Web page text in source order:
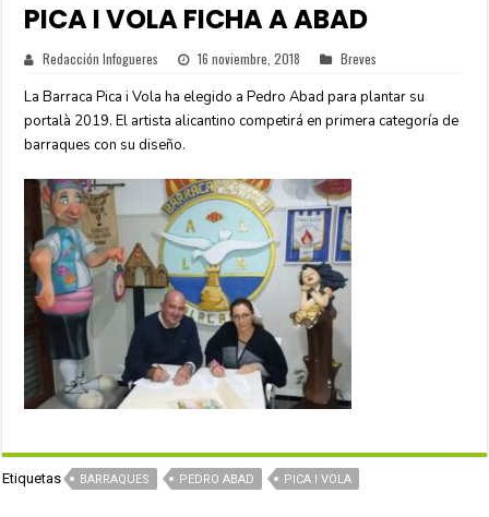
PICA I VOLA FICHA A ABAD
Redacción Infogueres 16 noviembre, 2018 Breves
La Barraca Pica i Vola ha elegido a Pedro Abad para plantar su
portalà 2019. El artista alicantino competirá en primera categoría de
barraques con su diseño.
Etiquetas BARRAQUES PEDRO ABAD PICA I VOLA